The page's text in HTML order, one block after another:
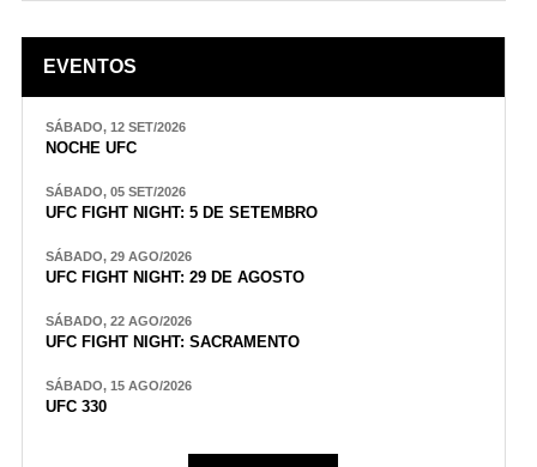
EVENTOS
SÁBADO, 12 SET/2026
NOCHE UFC
SÁBADO, 05 SET/2026
UFC FIGHT NIGHT: 5 DE SETEMBRO
SÁBADO, 29 AGO/2026
UFC FIGHT NIGHT: 29 DE AGOSTO
SÁBADO, 22 AGO/2026
UFC FIGHT NIGHT: SACRAMENTO
SÁBADO, 15 AGO/2026
UFC 330